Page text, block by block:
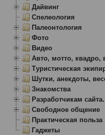
Дайвинг
Спелеология
Палеонтология
Фото
Видео
Авто, мотто, квадро,
Туристическая
Шутки, анекдоты,
Знакомства
Разработчикам
Свободное общение
Практическая польза
Гаджеты